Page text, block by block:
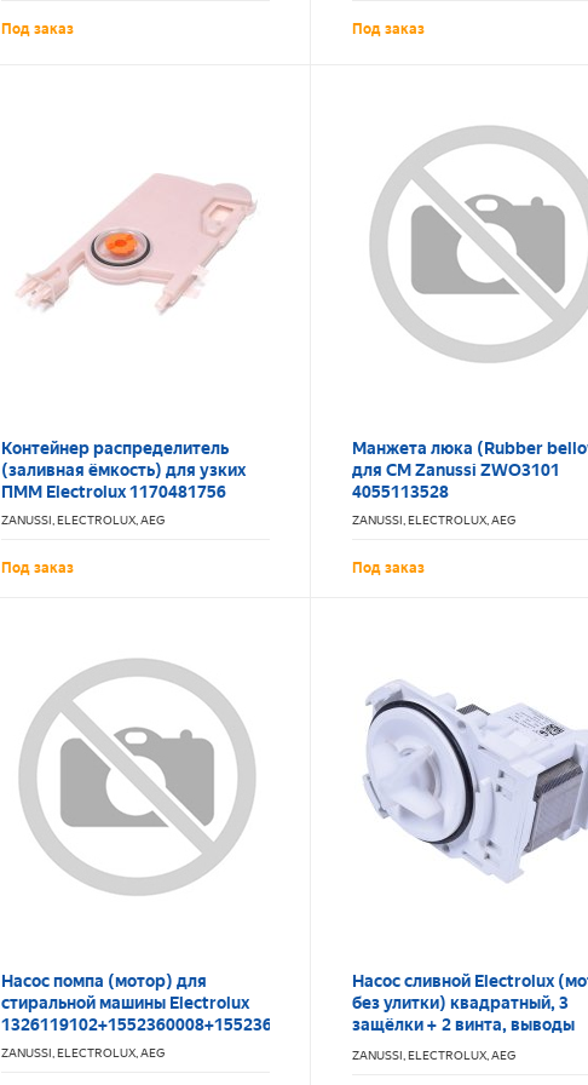
Под заказ Под заказ
Контейнер распределитель
(заливная ёмкость) для узких
ПММ Electrolux 1170481756
ZANUSSI, ELECTROLUX, AEG
Под заказ
Манжета люка (Rubber
для СМ Zanussi ZWO3101
4055113528
ZANUSSI, ELECTROLUX, AEG
Под заказ
Насос помпа (мотор) для
стиральной машины Electrolux
1326119102+1552360008+1552362004+1552361006
ZANUSSI, ELECTROLUX, AEG
Насос сливной Electrolux
без улитки) квадратный, 3
защёлки + 2 винта, выводы
назад раздельно
ZANUSSI, ELECTROLUX, AEG